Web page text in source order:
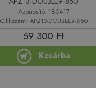
Azonosító: 180417
Cikkszám: APZ13-DOUBLE9-850
59 300 Ft
Kosárba